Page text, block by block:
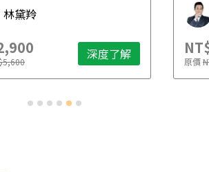
林黛羚
深度了解 原價